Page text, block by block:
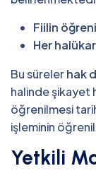
Fiilin
Her
Bu sürelerhak
halinde şikayet
öğrenilmesi
işleminin
Yetkili